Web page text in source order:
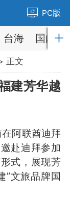
PC版
台海 国内
正文
建芳华越
阿联酋迪拜
赴迪拜参加
式，展现芳
”文旅品牌国